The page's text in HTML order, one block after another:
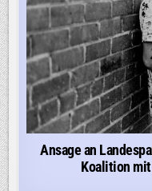
Ansage an
Koalition